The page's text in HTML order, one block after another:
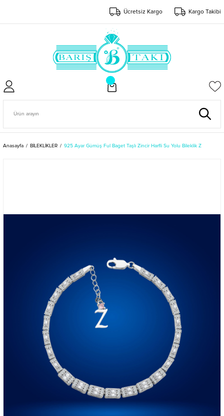
Ücretsiz Kargo Kargo Takibi
Anasayfa BİLEKLİKLER 925 Ayar Gümüş Ful Baget Taşlı Zincir Harfli Su Yolu Bileklik Z